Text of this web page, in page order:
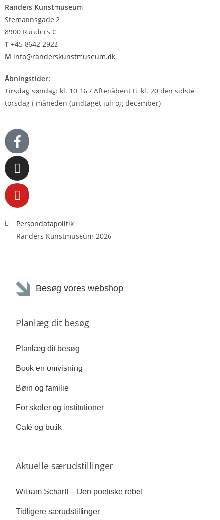
Randers Kunstmuseum
Stemannsgade 2
8900 Randers C
T +45 8642 2922
M info@randerskunstmuseum.dk
Åbningstider:
Tirsdag-søndag: kl. 10-16 / Aftenåbent til kl. 20 den sidste
torsdag i måneden (undtaget juli og december)
Persondatapolitik
Randers Kunstmuseum 2026
Besøg vores webshop
Planlæg dit besøg
Planlæg dit besøg
Book en omvisning
Børn og familie
For skoler og institutioner
Café og butik
Aktuelle særudstillinger
William Scharff – Den poetiske rebel
Tidligere særudstillinger